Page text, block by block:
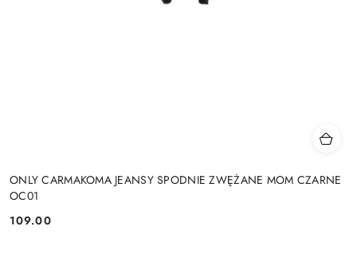
ONLY CARMAKOMA JEANSY SPODNIE ZWĘŻANE MOM CZARNE
OC01
Cena:
109.00